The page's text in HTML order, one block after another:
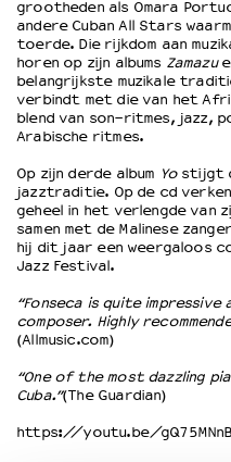
OVER LANTARENVENSTER
Wat we doen
Werken bij
Wie is wie
Word vriend
Partners
Huisregels
Privacyverklaring
Integriteits- en gedragscode
Culturele boycot Israël
Ruimte voor artistieke vrijheid
grootheden als Omara
andere Cuban All Stars
toerde. Die rijkdom aan
horen op zijn albums Zamazu
belangrijkste muzikale
verbindt met die van het
blend van son-ritmes, jazz,
Arabische ritmes.
Op zijn derde album Yostijgt
jazztraditie. Op de cd
geheel in het verlengde van
samen met de Malinese
hij dit jaar een weergaloos
Jazz Festival.
“Fonseca is quite
composer. Highly
(Allmusic.com)
“One of the most dazzling
Cuba.”(The Guardian)
https://youtu.be/